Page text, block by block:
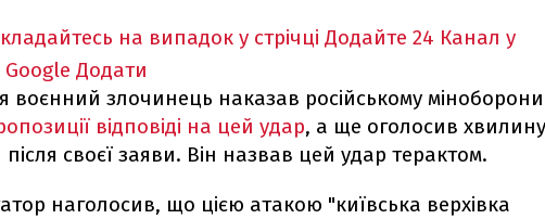
на випадок у стрічці Додайте 24 Канал у
Google Додати
воєнний злочинець наказав російському міноборони
відповіді на цей удар, а ще оголосив хвилину
своєї заяви. Він назвав цей удар терактом.
наголосив, що цією атакою "київська верхівка